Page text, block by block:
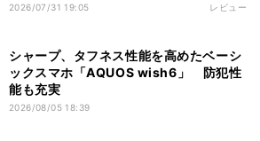
2026/07/31 19:05 レビュー
シャープ、タフネス性能を高めたベーシ
ックスマホ「AQUOS wish6」 防犯性
能も充実
2026/08/05 18:39